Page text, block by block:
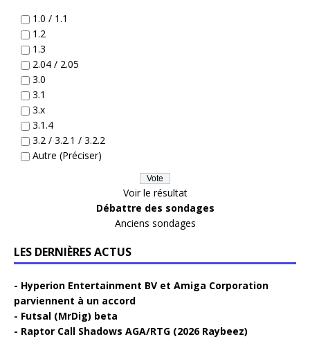
1.0 / 1.1
1.2
1.3
2.04 / 2.05
3.0
3.1
3.x
3.1.4
3.2 / 3.2.1 / 3.2.2
Autre (Préciser)
Voir le résultat
Débattre des sondages
Anciens sondages
LES DERNIÈRES ACTUS
Hyperion Entertainment BV et Amiga Corporation
parviennent à un accord
Futsal (MrDig) beta
Raptor Call Shadows AGA/RTG (2026 Raybeez)